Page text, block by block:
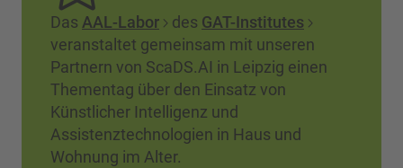
Das AAL-Labor des GAT-Institutes
veranstaltet gemeinsam mit unseren
Partnern von ScaDS.AI in Leipzig einen
Thementag über den Einsatz von
Künstlicher Intelligenz und
Assistenztechnologien in Haus und
Wohnung im Alter.